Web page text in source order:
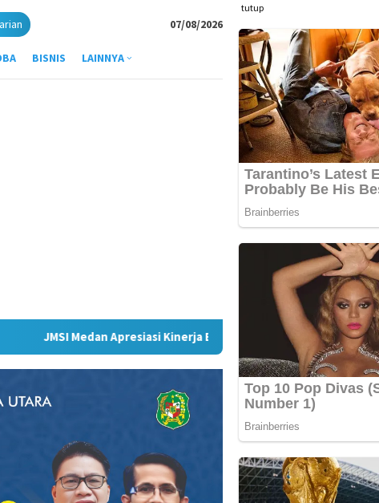
tutup
07/08/2026
BISNIS LAINNYA
Kinerja Bank Sumut Permudah Pelaku UMKM Naik Kelas